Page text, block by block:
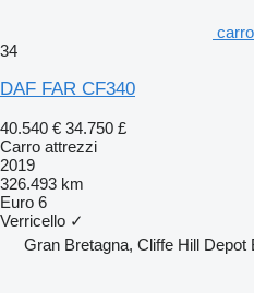
34
DAF FAR CF340
40.540 € 34.750 £
Carro attrezzi
2019
326.493 km
Euro 6
Verricello ✓
Gran Bretagna, Cliffe Hill Depot